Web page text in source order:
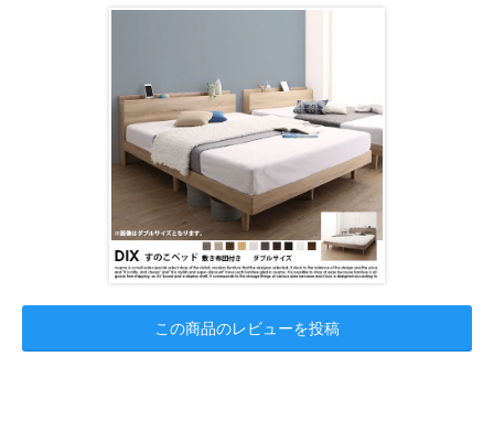
この商品のレビューを投稿